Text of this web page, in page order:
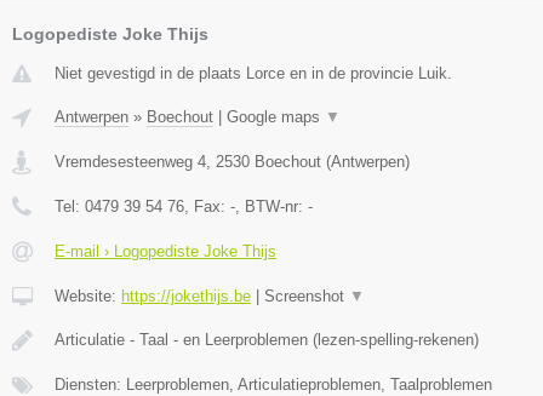
Logopediste Joke Thijs
Niet gevestigd in de plaats Lorce en in de provincie Luik.
Antwerpen » Boechout Google maps ▼
Vremdesesteenweg 4, 2530 Boechout (Antwerpen)
Tel: 0479 39 54 76, Fax: -, BTW-nr: -
E-mail › Logopediste Joke Thijs
Website: https://jokethijs.be Screenshot ▼
Articulatie - Taal - en Leerproblemen (lezen-spelling-rekenen)
Diensten: Leerproblemen, Articulatieproblemen, Taalproblemen